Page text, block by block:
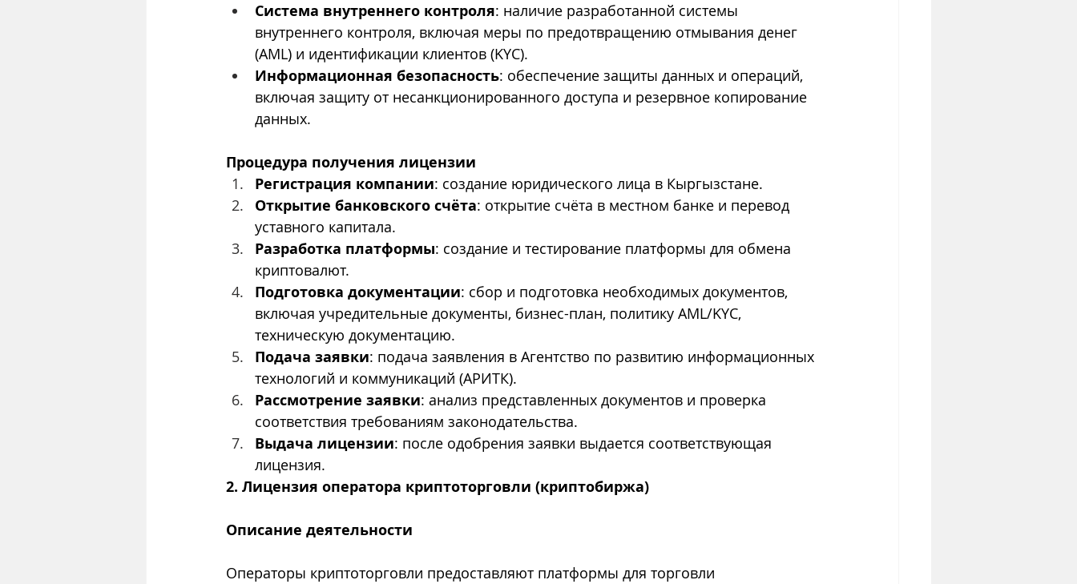
Система внутреннего контроля: наличие разработанной системы
внутреннего контроля, включая меры по предотвращению отмывания денег
(AML) и идентификации клиентов (KYC).
Информационная безопасность: обеспечение защиты данных и операций,
включая защиту от несанкционированного доступа и резервное копирование
данных.
Процедура получения лицензии
Регистрация компании: создание юридического лица в Кыргызстане.
Открытие банковского счёта: открытие счёта в местном банке и перевод
уставного капитала.
Разработка платформы: создание и тестирование платформы для обмена
криптовалют.
Подготовка документации: сбор и подготовка необходимых документов,
включая учредительные документы, бизнес-план, политику AML/KYC,
техническую документацию.
Подача заявки: подача заявления в Агентство по развитию информационных
технологий и коммуникаций (АРИТК).
Рассмотрение заявки: анализ представленных документов и проверка
соответствия требованиям законодательства.
Выдача лицензии: после одобрения заявки выдается соответствующая
лицензия.
2. Лицензия оператора криптоторговли (криптобиржа)
Описание деятельности
Операторы криптоторговли предоставляют платформы для торговли